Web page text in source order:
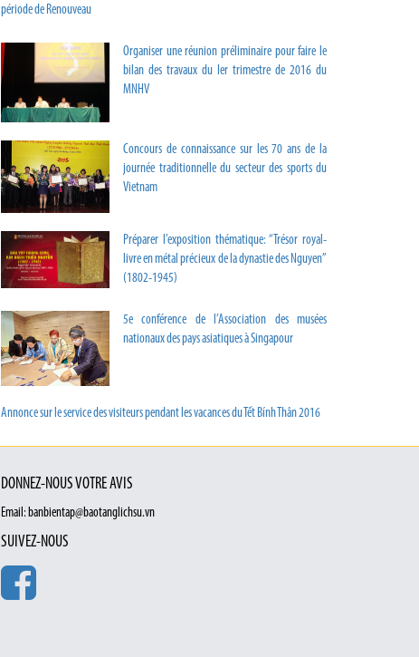
période de Renouveau
Organiser une réunion préliminaire pour faire le
bilan des travaux du Ier trimestre de 2016 du
MNHV
Concours de connaissance sur les 70 ans de la
journée traditionnelle du secteur des sports du
Vietnam
Préparer l’exposition thématique: “Trésor royal-
livre en métal précieux de la dynastie des Nguyen”
(1802-1945)
5e conférence de l’Association des musées
nationaux des pays asiatiques à Singapour
Annonce sur le service des visiteurs pendant les vacances du Tết Bính Thân 2016
DONNEZ-NOUS VOTRE AVIS
Email: banbientap@baotanglichsu.vn
SUIVEZ-NOUS